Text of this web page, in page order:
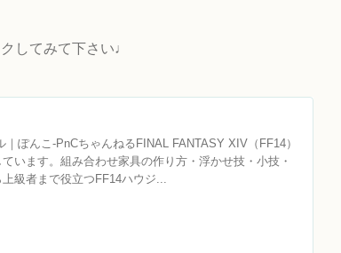
してみて下さい♩
ぽんこ‐PnCちゃんねるFINAL FANTASY XIV（FF14）
います。組み合わせ家具の作り方・浮かせ技・小技・
級者まで役立つFF14ハウジ...